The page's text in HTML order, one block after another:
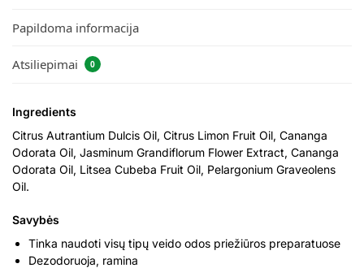
Papildoma informacija
Atsiliepimai 0
Ingredients
Citrus Autrantium Dulcis Oil, Citrus Limon Fruit Oil, Cananga
Odorata Oil, Jasminum Grandiflorum Flower Extract, Cananga
Odorata Oil, Litsea Cubeba Fruit Oil, Pelargonium Graveolens
Oil.
Savybės
Tinka naudoti visų tipų veido odos priežiūros preparatuose
Dezodoruoja, ramina